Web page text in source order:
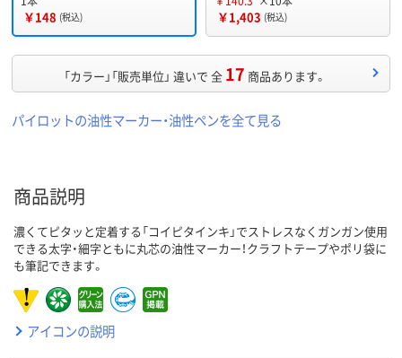
￥148 (税込) ￥1,403 (税込)
「カラー」「販売単位」 違いで 全 17 商品あります。
パイロットの油性マーカー・油性ペンを全て見る
商品説明
濃くてピタッと定着する「コイピタインキ」でストレスなくガンガン使用
できる太字・細字ともに丸芯の油性マーカー！クラフトテープやポリ袋に
も筆記できます。
アイコンの説明